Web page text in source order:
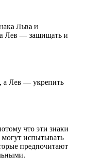
Льва и
а Лев — защищать и
а Лев — укрепить
что эти знаки
испытывать
предпочитают